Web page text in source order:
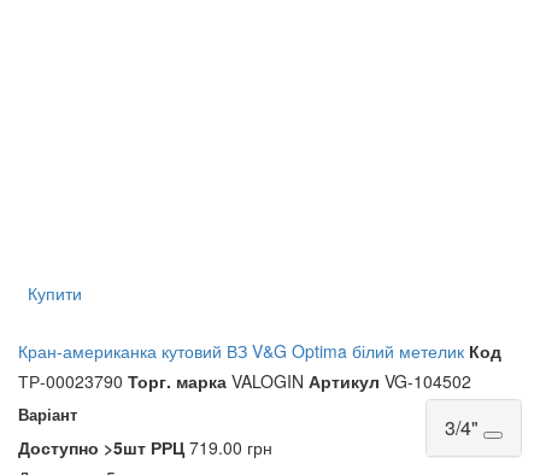
Купити
Кран-американка кутовий ВЗ V&G Optima білий метелик Код
ТР-00023790 Торг. марка VALOGIN Артикул VG-104502
Варіант 3/4"
Доступно >5шт РРЦ719.00 грн